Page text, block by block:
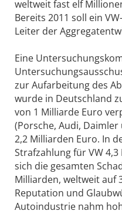
weltweit fast elf
Bereits 2011 soll ein
Leiter der
Eine
zur Aufarbeitung des
wurde in Deutschland
von 1 Milliarde Euro
(Porsche, Audi, Daimler
2,2 Milliarden Euro. In
Strafzahlung für VW
sich die gesamten
Milliarden, weltweit auf
Reputation und
Autoindustrie nahm